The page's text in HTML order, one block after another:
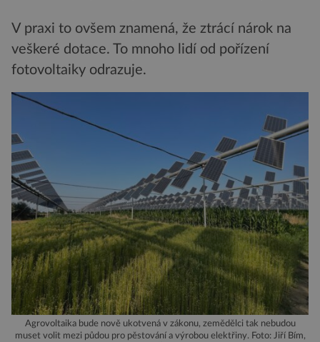
V praxi to ovšem znamená, že ztrácí nárok na
veškeré dotace. To mnoho lidí od pořízení
fotovoltaiky odrazuje.
Agrovoltaika bude nově ukotvená v zákonu, zemědělci tak nebudou
muset volit mezi půdou pro pěstování a výrobou elektřiny. Foto: Jiří Bím,